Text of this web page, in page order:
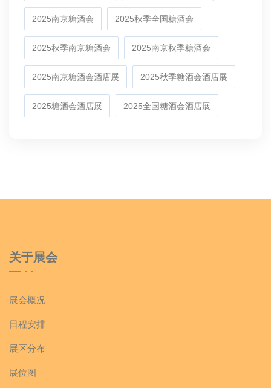
2025南京糖酒会 2025秋季全国糖酒会
2025秋季南京糖酒会 2025南京秋季糖酒会
2025南京糖酒会酒店展 2025秋季糖酒会酒店展
2025糖酒会酒店展 2025全国糖酒会酒店展
关于展会
展会概况
日程安排
展区分布
展位图